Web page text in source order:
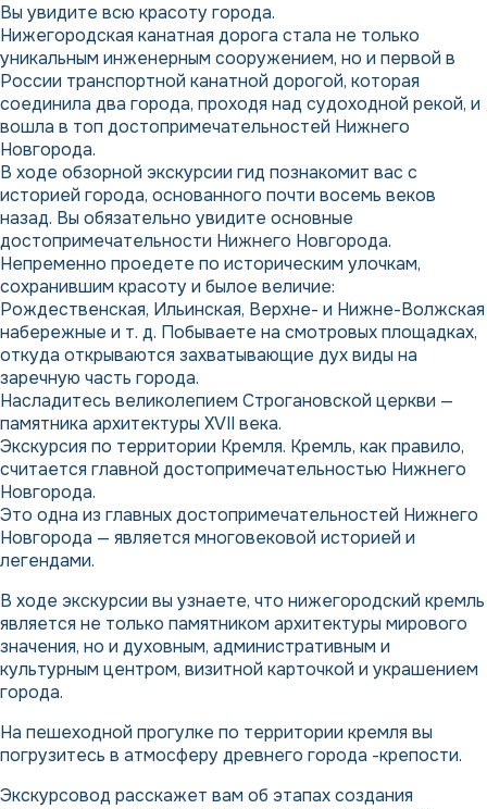
Вы увидите всю красоту города.
Нижегородская канатная дорога стала не только
уникальным инженерным сооружением, но и первой в
России транспортной канатной дорогой, которая
соединила два города, проходя над судоходной рекой, и
вошла в топ достопримечательностей Нижнего
Новгорода.
В ходе обзорной экскурсии гид познакомит вас с
историей города, основанного почти восемь веков
назад. Вы обязательно увидите основные
достопримечательности Нижнего Новгорода.
Непременно проедете по историческим улочкам,
сохранившим красоту и былое величие:
Рождественская, Ильинская, Верхне- и Нижне-Волжская
набережные и т. д. Побываете на смотровых площадках,
откуда открываются захватывающие дух виды на
заречную часть города.
Насладитесь великолепием Строгановской церкви —
памятника архитектуры ХVII века.
Экскурсия по территории Кремля. Кремль, как правило,
считается главной достопримечательностью Нижнего
Новгорода.
Это одна из главных достопримечательностей Нижнего
Новгорода — является многовековой историей и
легендами.
В ходе экскурсии вы узнаете, что нижегородский кремль
является не только памятником архитектуры мирового
значения, но и духовным, административным и
культурным центром, визитной карточкой и украшением
города.
На пешеходной прогулке по территории кремля вы
погрузитесь в атмосферу древнего города -крепости.
Экскурсовод расскажет вам об этапах создания